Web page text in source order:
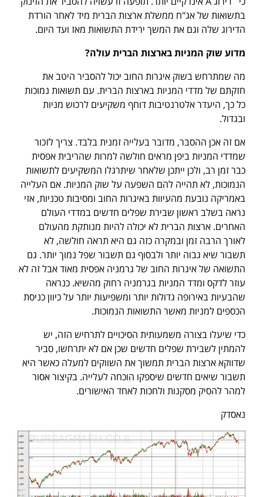
בתשואות של אג"ח ממשלת ארצות הברית מיד לאחר הורדת
הדירוג שלה וגם את המשך ירידת התשואות מאז ועד היום.
מדוע שוק המניות בארצות הברית עולה?
מה שמתרחש בשוק איגרות החוב יכול להסביר היטב את
חזקתם של מדדי המניות בארצות הברית. עם תשואות נמוכות
כל כך, היעדר אלטרנטיבות דוחף משקיעים לרכוש מניות
ובגדול.
אם זה אכן ההסבר, מדובר בעלייה זמנית בלבד. צריך לזכור
שמדדי המניות ביפן מראים חולשה למרות שהריבית אפסית
כבר זמן רב, ולכן ייתכן שלאחר שיתרגלו המשקיעים לתשואות
הנמוכות, לא תהייה להם השפעה על שוק המניות. אם העלייה
באמריקה נובעת מהעיוות באיגרות החוב ומסיבות טכניות, אזי
נראה בשלב ראשון שבירת שפלים חדשים במדדי העולם
האחרים. ארצות הברית לא יכולה להיות מנותקת מהעולם
לאורך הרבה זמן ובמקרה כזה גם היא תראה חולשה, לא
תשבור שיא גבוה יותר ולבסוף גם תשבור שפל נמוך יותר. גם
התשואה של איגרות החוב של גרמניה אפסית מאוד אבל זה לא
עוזר לדקס ומדד המניות בגרמניה רחוק מהשיא. כנראה
שהבעיות באירופה גדולות יותר ומשפיעות יותר על כיוון כניסת
הכספים למניות מאשר התשואות הנמוכות.
כדי שיעלו בצורה משמעותית הסיכויים לתרחיש הזה, יש
להמתין לשבירת שפלים חדשים שכן אם לא יתרחשו, סביר
שדווקא ארצות הברית תמשוך את השווקים למעלה כאשר היא
תשבור שיאים חדשים שיספקו הוכחה לעלייה. בקיצור אסור
למהר להסיק מסקנות ולחכות לאחד האישורים.
נאסדק